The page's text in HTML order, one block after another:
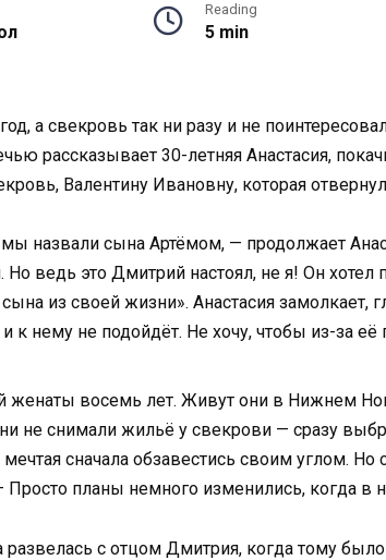
Reading
5 min
а свекровь так ни разу и не
рассказывает 30-летняя Анастасия,
Валентину Ивановну, которая
мы назвали сына Артёмом, — продолжает
ведь это Дмитрий настоял, не я! Он хотел
из своей жизни». Анастасия замолкает,
к нему не подойдёт. Не хочу, чтобы из-за
женаты восемь лет. Живут они в Нижнем
не снимали жильё у свекрови — сразу
сначала обзавестись своим углом.
Просто планы немного изменились, когда
с отцом Дмитрия, когда тому